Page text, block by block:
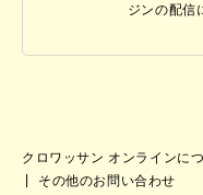
ジンの配信
クロワッサン オンラインに
その他のお問い合わせ